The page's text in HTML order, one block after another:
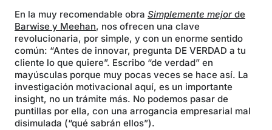
En la muy recomendable obra Simplemente mejor de
Barwise y Meehan, nos ofrecen una clave
revolucionaria, por simple, y con un enorme sentido
común: “Antes de innovar, pregunta DE VERDAD a tu
cliente lo que quiere”. Escribo “de verdad” en
mayúsculas porque muy pocas veces se hace así. La
investigación motivacional aquí, es un importante
insight, no un trámite más. No podemos pasar de
puntillas por ella, con una arrogancia empresarial mal
disimulada (“qué sabrán ellos”).